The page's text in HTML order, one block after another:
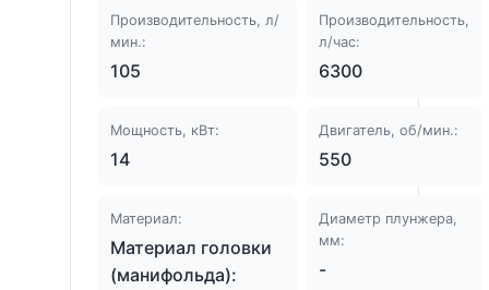
Производительность, л/
мин.:
105
Производительность,
л/час:
6300
Мощность, кВт:
14
Двигатель, об/мин.:
550
Материал:
Материал головки
(манифольда):
Диаметр плунжера,
мм:
-